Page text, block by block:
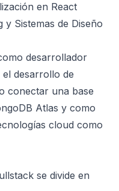
en React
y Sistemas de Diseño
desarrollador
el desarrollo de
conectar una base
Atlas y como
cloud como
se divide en